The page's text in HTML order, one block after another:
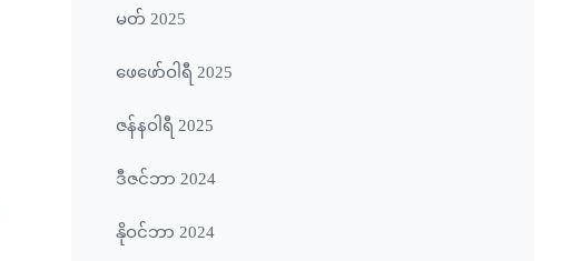
မတ် 2025
ဖေ‌ဖော်ဝါရီ 2025
ဇန်နဝါရီ 2025
ဒီဇင်ဘာ 2024
နိုဝင်ဘာ 2024